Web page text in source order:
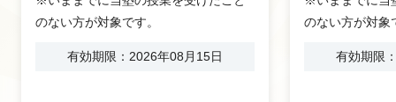
のない方が対象です。
有効期限：2026年08月15日
のない方が対象
有効期限